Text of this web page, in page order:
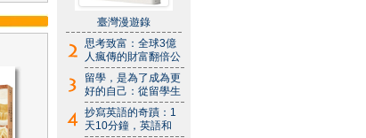
臺灣漫遊錄
思考致富：全球3億
人瘋傳的財富翻倍公
留學，是為了成為更
好的自己：從留學生
抄寫英語的奇蹟：1
天10分鐘，英語和